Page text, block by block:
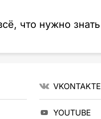
что нужно знать
VKONTAKTE
YOUTUBE